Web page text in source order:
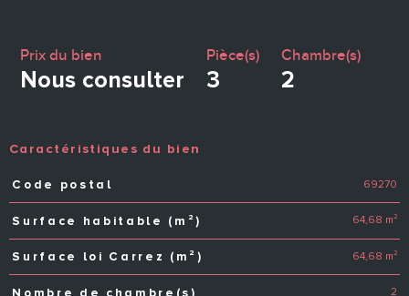
Prix du bien
Nous consulter
Pièce(s)
3
Chambre(s)
2
Caractéristiques du bien
Caractéristiques Valeurs
Code postal 69270
Surface habitable (m²) 64,68 m²
Surface loi Carrez (m²) 64,68 m²
Nombre de chambre(s) 2